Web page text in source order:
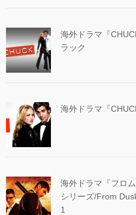
海外ドラマ『
ラック
海外ドラマ『
海外ドラマ『フロ
シリーズ/From
1